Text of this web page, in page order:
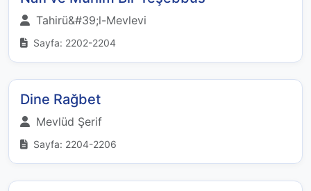
Tahirü&#39;l-Mevlevi
Sayfa: 2202-2204
Dine Rağbet
Mevlüd Şerif
Sayfa: 2204-2206